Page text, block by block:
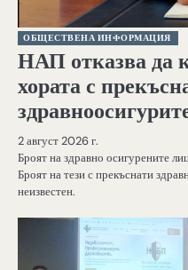
ОБЩЕСТВЕНА ИНФОРМАЦИЯ
НАП отказва да
хората с
2 август 2026 г.
Броят на здравно осигурените
Броят на тези с прекъснати
неизвестен.